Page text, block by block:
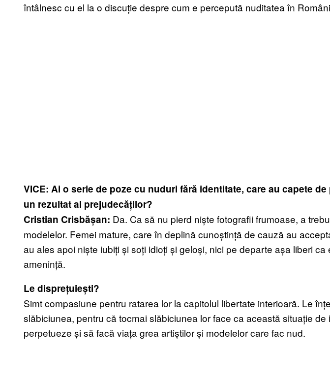
întâlnesc cu el la o discuție despre cum e percepută nuditatea în
VICE: Ai o serie de poze cu nuduri fără identitate, care au capete
un rezultat al prejudecăților?
Cristian Crisbășan: Da. Ca să nu pierd niște fotografii frumoase, a
modelelor. Femei mature, care în deplină cunoștință de cauză au
au ales apoi niște iubiți și soți idioți și geloși, nici pe departe așa liberi ca
amenință.
Le disprețuiești?
Simt compasiune pentru ratarea lor la capitolul libertate interioară. Le
slăbiciunea, pentru că tocmai slăbiciunea lor face ca această situație de
perpetueze și să facă viața grea artiștilor și modelelor care fac nud.